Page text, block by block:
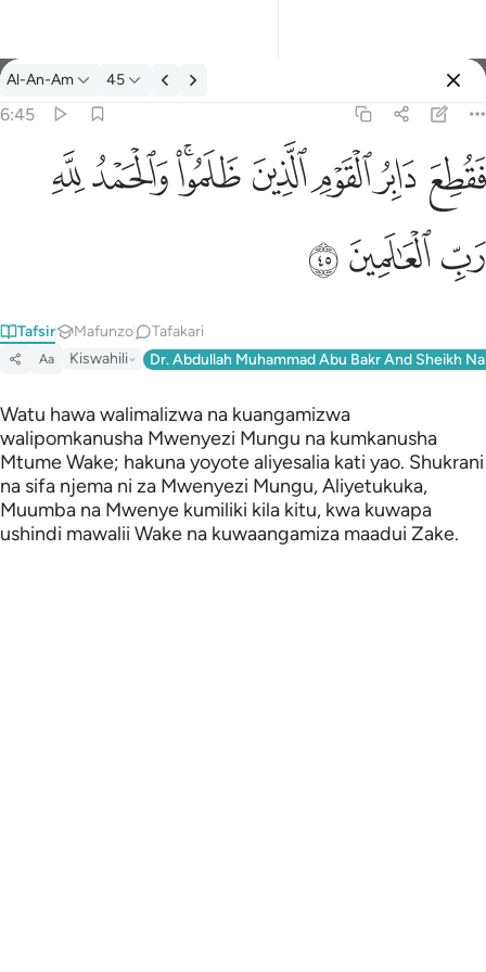
Tafsir: Al-An-Am 6:45
Al-An-Am 45
6:45
فقطع دابر القوم الذين ظلموا والحمد لله رب العالمين ٤٥
ٱلْقَوْمِ ٱلَّذِينَ ظَلَمُوا۟ ۚ وَٱلْحَمْدُ لِلَّهِ رَبِّ ٱلْعَـٰلَمِينَ ٤٥ﱁ ﱂﱃﱄﱅﱆﱇﱈ
ﱉﱊﱋ
Tafsir Mafunzo Tafakari
Aa Kiswahili Dr. Abdullah Muhammad Abu Bakr And Sheikh
Watu hawa walimalizwa na kuangamizwa
walipomkanusha Mwenyezi Mungu na kumkanusha
Mtume Wake; hakuna yoyote aliyesalia kati yao. Shukrani
na sifa njema ni za Mwenyezi Mungu, Aliyetukuka,
Muumba na Mwenye kumiliki kila kitu, kwa kuwapa
ushindi mawalii Wake na kuwaangamiza maadui Zake.